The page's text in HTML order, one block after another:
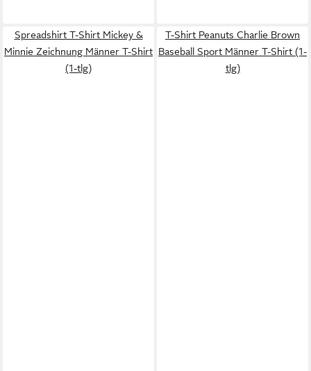
Spreadshirt T-Shirt Mickey &
Minnie Zeichnung Männer T-Shirt
(1-tlg)
T-Shirt Peanuts Charlie Brown
Baseball Sport Männer T-Shirt (1-
tlg)